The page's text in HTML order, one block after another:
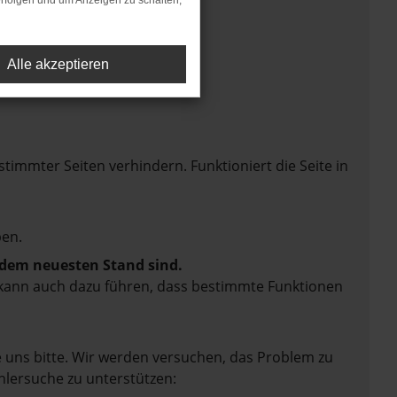
Seiten verhindern. Funktioniert die Seite in
neuesten Stand sind.
auch dazu führen, dass bestimmte Funktionen
bitte. Wir werden versuchen, das Problem zu
zu unterstützen:
Alle akzeptieren